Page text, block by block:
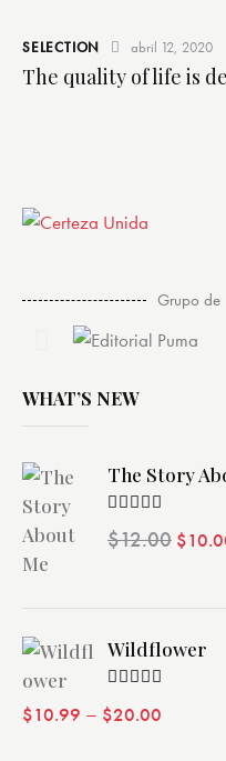
SELECTION abril 12, 2020
The quality of life is
Grupo de
WHAT’S NEW
The Story
Valorado
con4.00
$12.00 $
Wildflower
con4.00
$10.99 – $20.00